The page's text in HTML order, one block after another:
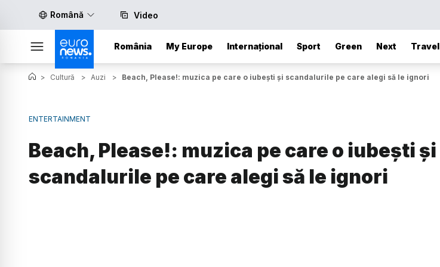
Română Video
România My Europe Internațional Sport Green Next Travel
> Cultură > Auzi > Beach, Please!: muzica pe care o iubești și scandalurile pe care alegi să le ignori
ENTERTAINMENT
Beach, Please!: muzica pe care o iubești și
scandalurile pe care alegi să le ignori